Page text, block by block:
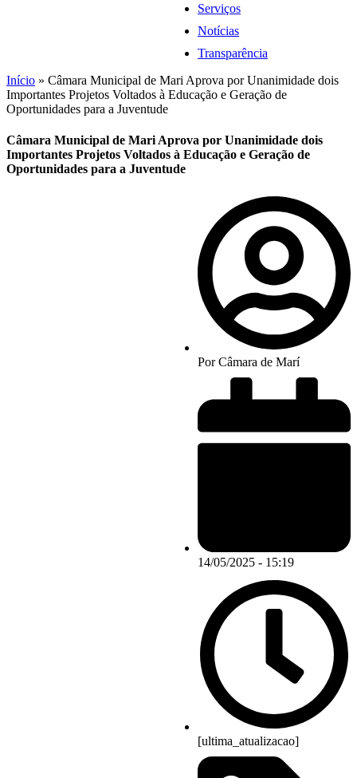
Serviços
Notícias
Transparência
Início » Câmara Municipal de Mari Aprova por Unanimidade dois
Importantes Projetos Voltados à Educação e Geração de
Oportunidades para a Juventude
Câmara Municipal de Mari Aprova por Unanimidade dois
Importantes Projetos Voltados à Educação e Geração de
Oportunidades para a Juventude
PorCâmara de Marí
14/05/2025 - 15:19
[ultima_atualizacao]